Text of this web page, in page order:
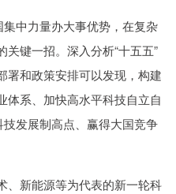
中力量办大事优势，在复杂
键一招。深入分析“十五五”
署和政策安排可以发现，构建
体系、加快高水平科技自立自
技发展制高点、赢得大国竞争
新能源等为代表的新一轮科